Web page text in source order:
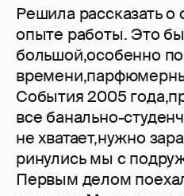
Решила рассказать
опыте работы. Это
большой,особенно
События 2005
все банально-
не хватает,нужно
ринулись мы с
Первым делом